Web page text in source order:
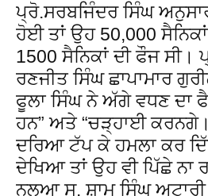
ਪ੍ਰੋ.ਸਰਬਜਿੰਦਰ ਸਿੰਘ
ਹੋਈ ਤਾਂ ਉਹ 50,000
1500 ਸੈਨਿਕਾਂ ਦੀ ਫੌਜ ਸੀ।
ਰਣਜੀਤ ਸਿੰਘ ਛਾਪਾਮਾਰ
ਫੂਲਾ ਸਿੰਘ ਨੇ ਅੱਗੇ ਵਧਣ ਦਾ
ਹਨ” ਅਤੇ “ਚੜ੍ਹਾਈ
ਦਰਿਆ ਟੱਪ ਕੇ ਹਮਲਾ ਕਰ
ਦੇਖਿਆ ਤਾਂ ਉਹ ਵੀ ਪਿੱਛੇ ਨਾ
ਨਲੂਆ ਸ. ਸ਼ਾਮ ਸਿੰਘ